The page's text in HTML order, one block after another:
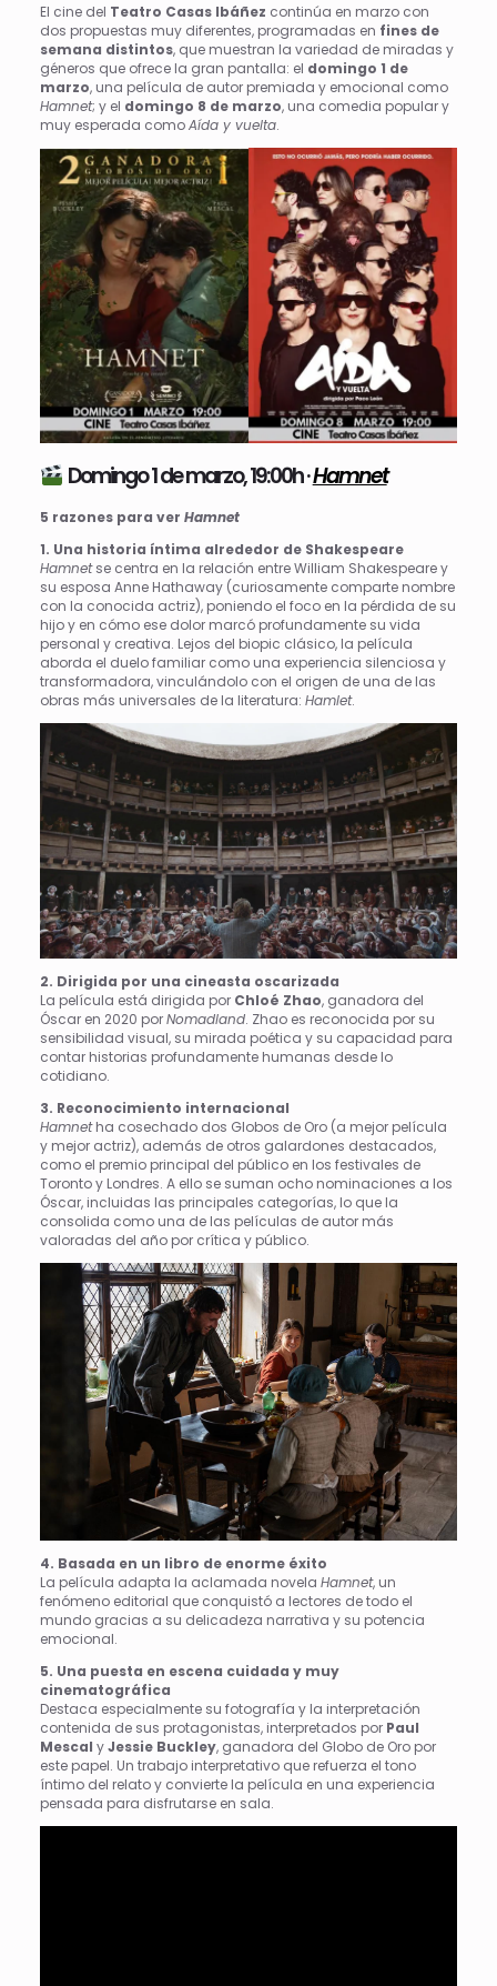
El cine del Teatro Casas Ibáñez continúa en marzo con
dos propuestas muy diferentes, programadas en fines de
semana distintos, que muestran la variedad de miradas y
géneros que ofrece la gran pantalla: el domingo 1 de
marzo, una película de autor premiada y emocional como
Hamnet; y el domingo 8 de marzo, una comedia popular y
muy esperada comoAída y vuelta.
Domingo 1 de marzo, 19:00h ·Hamnet
5 razones para ver Hamnet
1. Una historia íntima alrededor de Shakespeare
Hamnetse centra en la relación entre William Shakespeare y
su esposa Anne Hathaway (curiosamente comparte nombre
con la conocida actriz), poniendo el foco en la pérdida de su
hijo y en cómo ese dolor marcó profundamente su vida
personal y creativa. Lejos del biopic clásico, la película
aborda el duelo familiar como una experiencia silenciosa y
transformadora, vinculándolo con el origen de una de las
obras más universales de la literatura: Hamlet.
2. Dirigida por una cineasta oscarizada
La película está dirigida por Chloé Zhao, ganadora del
Óscar en 2020 porNomadland. Zhao es reconocida por su
sensibilidad visual, su mirada poética y su capacidad para
contar historias profundamente humanas desde lo
cotidiano.
3. Reconocimiento internacional
Hamnetha cosechado dos Globos de Oro (a mejor película
y mejor actriz), además de otros galardones destacados,
como el premio principal del público en los festivales de
Toronto y Londres. A ello se suman ocho nominaciones a los
Óscar, incluidas las principales categorías, lo que la
consolida como una de las películas de autor más
valoradas del año por crítica y público.
4. Basada en un libro de enorme éxito
La película adapta la aclamada novela Hamnet, un
fenómeno editorial que conquistó a lectores de todo el
mundo gracias a su delicadeza narrativa y su potencia
emocional.
5. Una puesta en escena cuidada y muy
cinematográfica
Destaca especialmente su fotografía y la interpretación
contenida de sus protagonistas, interpretados por Paul
Mescal yJessie Buckley, ganadora del Globo de Oro por
este papel. Un trabajo interpretativo que refuerza el tono
íntimo del relato y convierte la película en una experiencia
pensada para disfrutarse en sala.